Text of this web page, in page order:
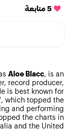
Aloe Blacc, is an
record producer,
is best known for
which topped the
and performing
the charts in
and the United